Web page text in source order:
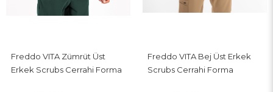
Freddo VITA Zümrüt Üst
Erkek Scrubs Cerrahi Forma
Freddo VITA Bej Üst Erkek
Scrubs Cerrahi Forma